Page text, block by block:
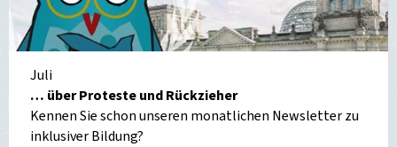
Juli
… über Proteste und Rückzieher
Kennen Sie schon unseren monatlichen Newsletter zu
inklusiver Bildung?